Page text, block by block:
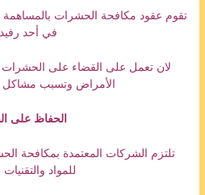
تقوم عقود مكافحة الحشرات
في أحد
لان تعمل على القضاء على الحشرات
الأمراض وتسبب
الحفاظ على
تلتزم الشركات المعتمدة بمكافحة
للمواد والتقنيات